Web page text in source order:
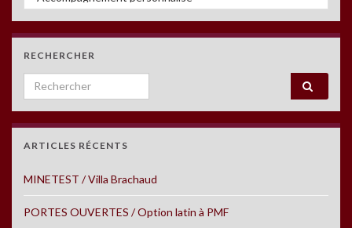
RECHERCHER
Search for:
ARTICLES RÉCENTS
MINETEST / Villa Brachaud
PORTES OUVERTES / Option latin à PMF